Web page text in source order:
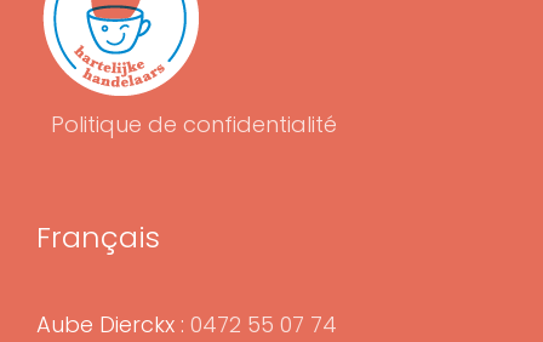
Politique de confidentialité
Français
Aube Dierckx : 0472 55 07 74